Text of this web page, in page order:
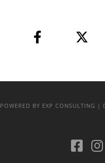
POWERED BY EXP CONSULTING |